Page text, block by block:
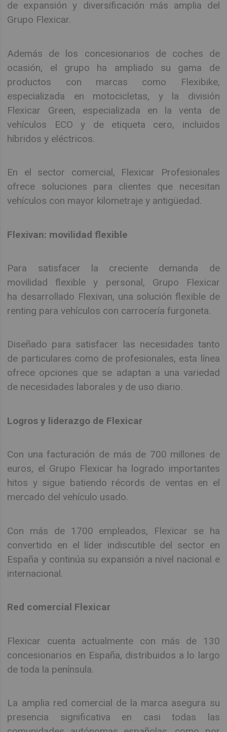
de expansión y diversificación más amplia del
Grupo Flexicar.
Además de los concesionarios de coches de
ocasión, el grupo ha ampliado su gama de
productos con marcas como Flexibike,
especializada en motocicletas, y la división
Flexicar Green, especializada en la venta de
vehículos ECO y de etiqueta cero, incluidos
híbridos y eléctricos.
En el sector comercial, Flexicar Profesionales
ofrece soluciones para clientes que necesitan
vehículos con mayor kilometraje y antigüedad.
Flexivan: movilidad flexible
Para satisfacer la creciente demanda de
movilidad flexible y personal, Grupo Flexicar
ha desarrollado Flexivan, una solución flexible de
renting para vehículos con carrocería furgoneta.
Diseñado para satisfacer las necesidades tanto
de particulares como de profesionales, esta línea
ofrece opciones que se adaptan a una variedad
de necesidades laborales y de uso diario.
Logros y liderazgo de Flexicar
Con una facturación de más de 700 millones de
euros, el Grupo Flexicar ha logrado importantes
hitos y sigue batiendo récords de ventas en el
mercado del vehículo usado.
Con más de 1700 empleados, Flexicar se ha
convertido en el líder indiscutible del sector en
España y continúa su expansión a nivel nacional e
internacional.
Red comercial Flexicar
Flexicar cuenta actualmente con más de 130
concesionarios en España, distribuidos a lo largo
de toda la península.
La amplia red comercial de la marca asegura su
presencia significativa en casi todas las